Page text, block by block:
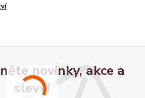
novinky, akce a
slevy!